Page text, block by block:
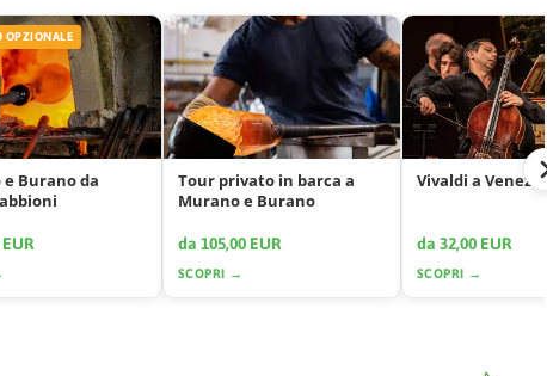
OPZIONALE
Burano da
Tour privato in barca a
Murano e Burano
da 105,00 EUR
SCOPRI →
Vivaldi a Venezia
da 32,00 EUR
SCOPRI →